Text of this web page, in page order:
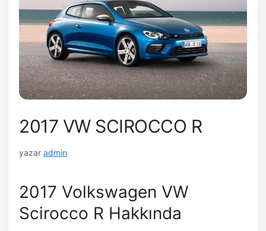
2017 VW SCIROCCO R
yazar admin
2017 Volkswagen VW
Scirocco R Hakkında